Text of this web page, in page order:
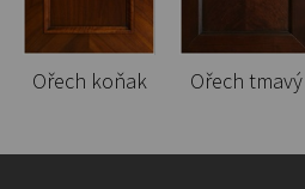
Ořech koňak Ořech tmavý